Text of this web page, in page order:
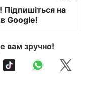
Підпишіться на
Google!
вам зручно!